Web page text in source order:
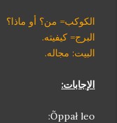
الكوكب= من؟ أو ماذا؟
البرج= كيفيته.
البيت: مجاله.
الإجابات:
Õppał leo: